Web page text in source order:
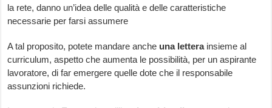
la rete, danno un’idea delle qualità e delle caratteristiche
necessarie per farsi assumere
A tal proposito, potete mandare anche una letterainsieme al
curriculum, aspetto che aumenta le possibilità, per un aspirante
lavoratore, di far emergere quelle dote che il responsabile
assunzioni richiede.